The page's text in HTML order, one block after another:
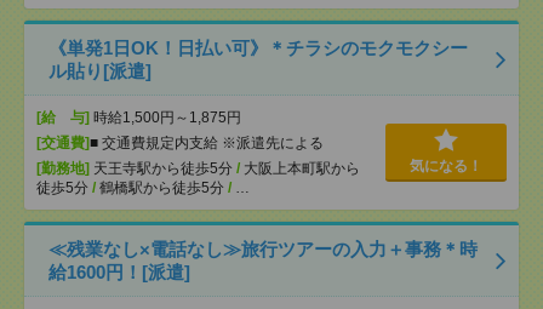
《単発1日OK！日払い可》＊チラシのモクモクシー
ル貼り[派遣]
[給 与] 時給1,500円～1,875円
[交通費]■ 交通費規定内支給 ※派遣先による
[勤務地] 天王寺駅から徒歩5分 / 大阪上本町駅から
徒歩5分 / 鶴橋駅から徒歩5分 / …
気になる！
≪残業なし×電話なし≫旅行ツアーの入力＋事務＊時
給1600円！[派遣]